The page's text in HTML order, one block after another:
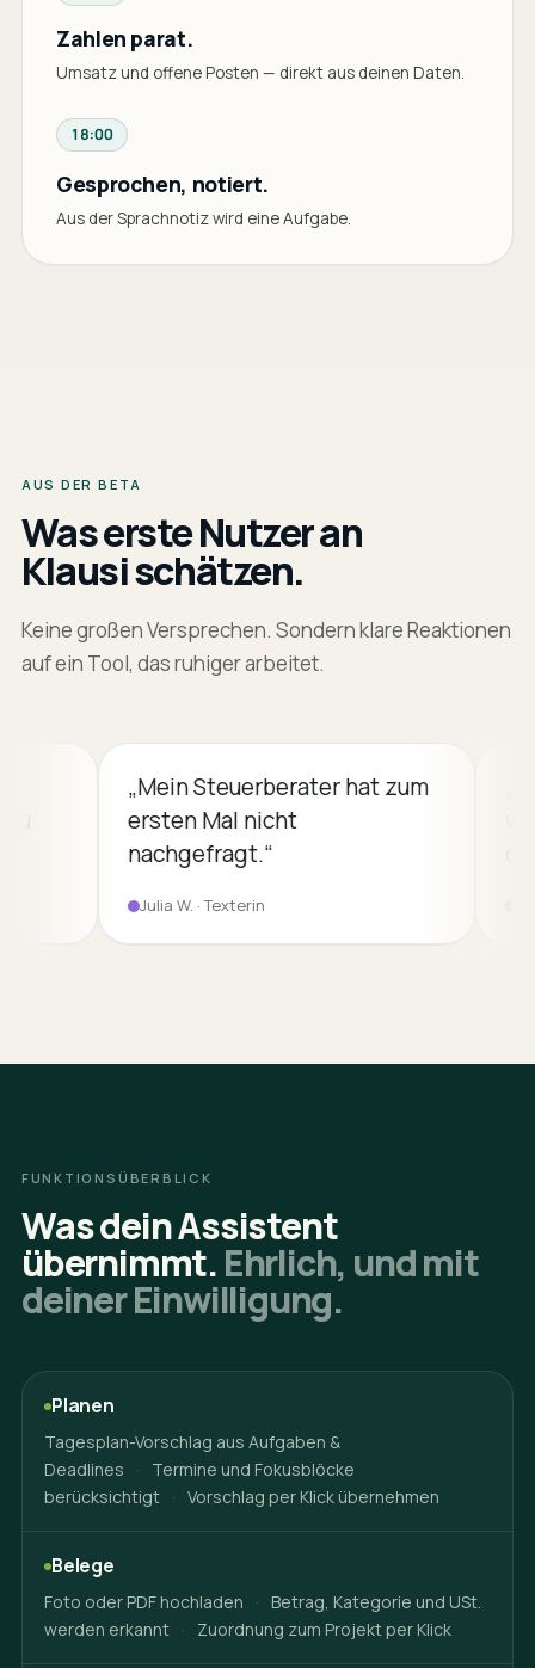
Zahlen parat.
Umsatz und offene Posten — direkt aus deinen Daten.
18:00
Gesprochen, notiert.
Aus der Sprachnotiz wird eine Aufgabe.
AUS DER BETA
Was erste Nutzer an
Klausi schätzen.
Keine großen Versprechen. Sondern klare Reaktionen
auf ein Tool, das ruhiger arbeitet.
Mein Steuerberater hat zum
ersten Mal nicht
nachgefragt.“
·Texterin
FUNKTIONSÜBERBLICK
Was dein Assistent
übernimmt.Ehrlich, und mit
deiner Einwilligung.
Planen
Tagesplan-Vorschlag aus Aufgaben &
Deadlines
·
Termine und Fokusblöcke
berücksichtigt · Vorschlag per Klick übernehmen
Belege
Foto oder PDF hochladen ·
Betrag, Kategorie und USt.
werden erkannt · Zuordnung zum Projekt per Klick